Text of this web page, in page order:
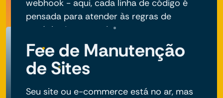
webhook - aqui, cada linha de código é
pensada para atender às regras de
negócio do seu projeto.
Fee de Manutenção
de Sites
Seu site ou e-commerce está no ar, mas